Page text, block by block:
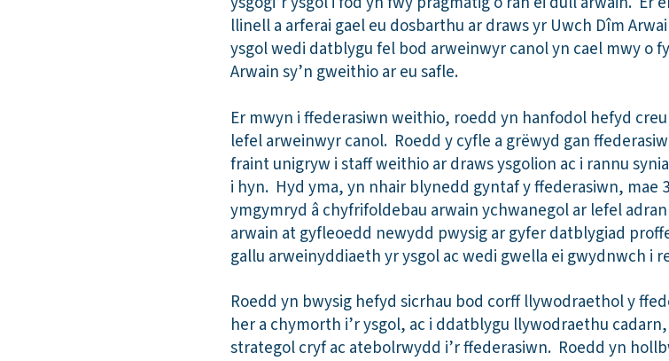
llinell a arferai gael eu dosbarthu ar draws yr Uwch Dîm
ysgol wedi datblygu fel bod arweinwyr canol yn cael mwy o
Arwain sy’n gweithio ar eu safle.
Er mwyn i ffederasiwn weithio, roedd yn hanfodol hefyd
lefel arweinwyr canol. Roedd y cyfle a grëwyd gan
fraint unigryw i staff weithio ar draws ysgolion ac i rannu
i hyn. Hyd yma, yn nhair blynedd gyntaf y ffederasiwn, mae
ymgymryd â chyfrifoldebau arwain ychwanegol ar lefel
arwain at gyfleoedd newydd pwysig ar gyfer datblygiad
gallu arweinyddiaeth yr ysgol ac wedi gwella ei gwydnwch i
Roedd yn bwysig hefyd sicrhau bod corff llywodraethol y
her a chymorth i’r ysgol, ac i ddatblygu llywodraethu
strategol cryf ac atebolrwydd i’r ffederasiwn. Roedd yn